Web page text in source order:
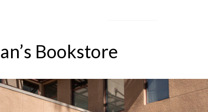
Bookstore